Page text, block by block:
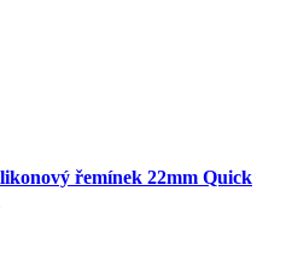
řemínek 22mm Quick